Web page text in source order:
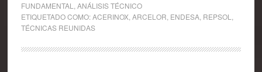
FUNDAMENTAL
ANÁLISIS TÉCNICO
ETIQUETADO COMO:ACERINOX, ARCELOR ENDESA, REPSOL
TÉCNICAS REUNIDAS